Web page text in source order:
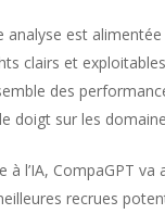
analyse est
clairs et
des
doigt sur les
à l’IA, CompaGPT
recrues